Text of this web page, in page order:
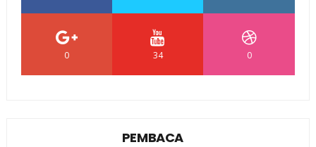
0 34 0
PEMBACA